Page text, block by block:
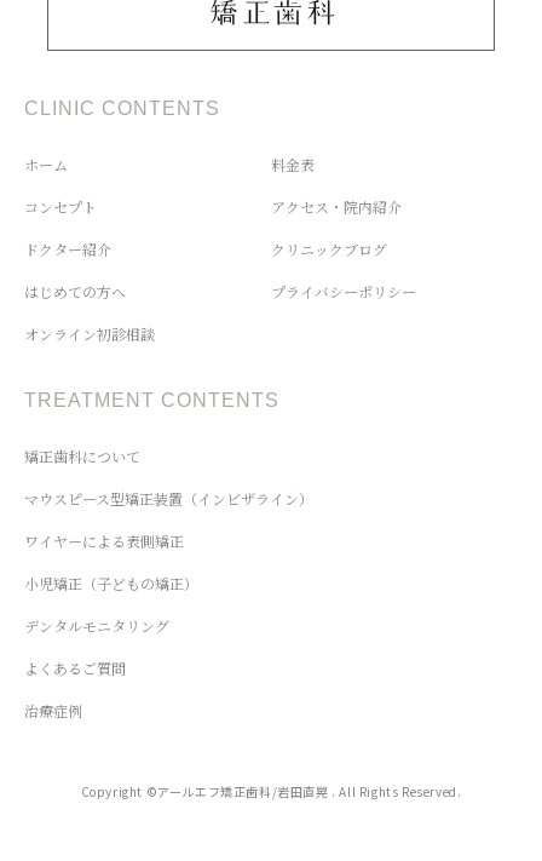
CLINIC CONTENTS
ホーム
コンセプト
ドクター紹介
はじめての方へ
オンライン初診相談
料金表
アクセス・院内紹介
クリニックブログ
プライバシーポリシー
TREATMENT CONTENTS
矯正歯科について
マウスピース型矯正装置（インビザライン）
ワイヤーによる表側矯正
小児矯正（子どもの矯正）
デンタルモニタリング
よくあるご質問
治療症例
Copyright ©アールエフ矯正歯科/岩田直晃 . All Rights Reserved.